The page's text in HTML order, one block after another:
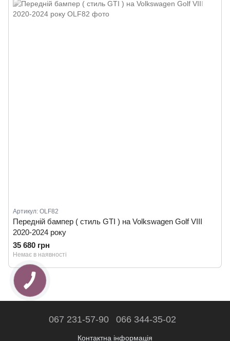
Артикул: OLF82
Передній бампер ( стиль GTI ) на Volkswagen Golf VIII
2020-2024 року
35 680 грн
Немає в наявності
067 231-57-90 066 344-35-02
Контактна інформація